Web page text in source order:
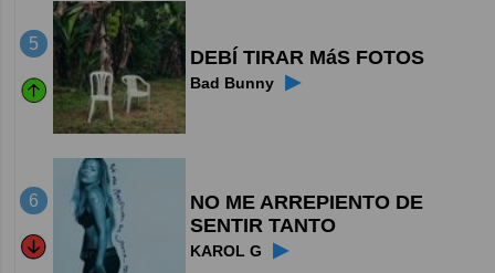
5
DEBÍ TIRAR MáS FOTOS
Bad Bunny ▶
6
NO ME ARREPIENTO DE
SENTIR TANTO
KAROL G ▶